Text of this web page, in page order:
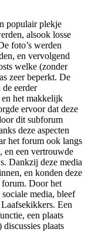
populair plekje
alsook losse
foto’s werden
en vervolgend
welke (zonder
zeer beperkt. De
eerder
en het makkelijk
ervoor dat deze
dit subforum
deze aspecten
het forum ook langs
en een vertrouwde
Dankzij deze media
en konden deze
forum. Door het
media, bleef
Een
een plaats
plaats